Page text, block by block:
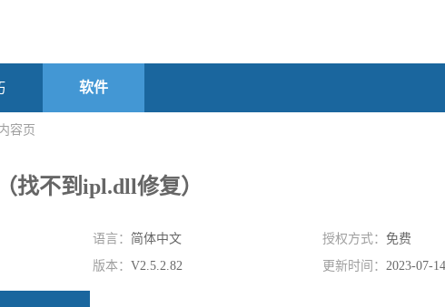
软件
容页
找不到ipl.dll修复）
语言： 简体中文 授权方式： 免费
版本： V2.5.2.82 更新时间： 2023-07-14